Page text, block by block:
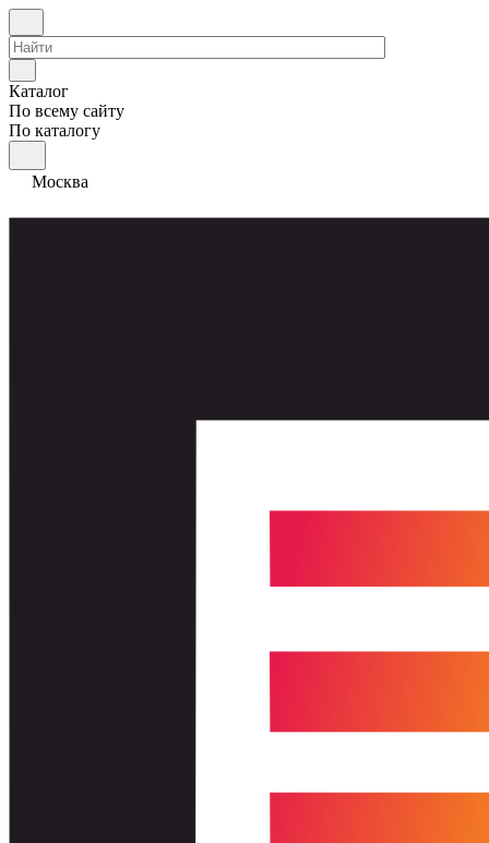
Каталог
По всему сайту
По каталогу
Москва